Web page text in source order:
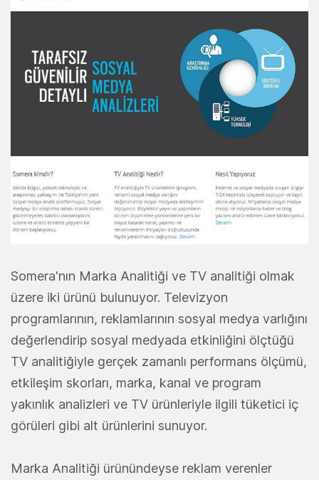
Somera'nın Marka Analitiği ve TV analitiği olmak
üzere iki ürünü bulunuyor. Televizyon
programlarının, reklamlarının sosyal medya varlığını
değerlendirip sosyal medyada etkinliğini ölçtüğü
TV analitiğiyle gerçek zamanlı performans ölçümü,
etkileşim skorları, marka, kanal ve program
yakınlık analizleri ve TV ürünleriyle ilgili tüketici iç
görüleri gibi alt ürünlerini sunuyor.
Marka Analitiği ürünündeyse reklam verenler